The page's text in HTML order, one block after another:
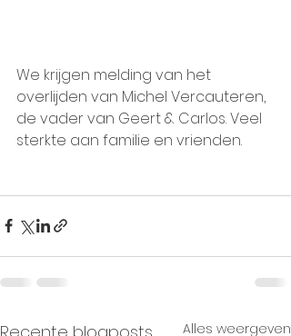
We krijgen melding van het
overlijden van Michel Vercauteren,
de vader van Geert & Carlos. Veel
sterkte aan familie en vrienden.
Alles weergeven